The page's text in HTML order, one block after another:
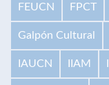
FEUCN FPCT
Galpón Cultural
IAUCN IIAM